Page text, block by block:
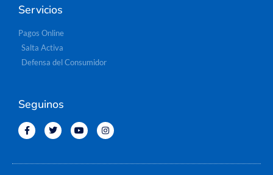
Servicios
Pagos Online
Salta Activa
Defensa del Consumidor
Seguinos